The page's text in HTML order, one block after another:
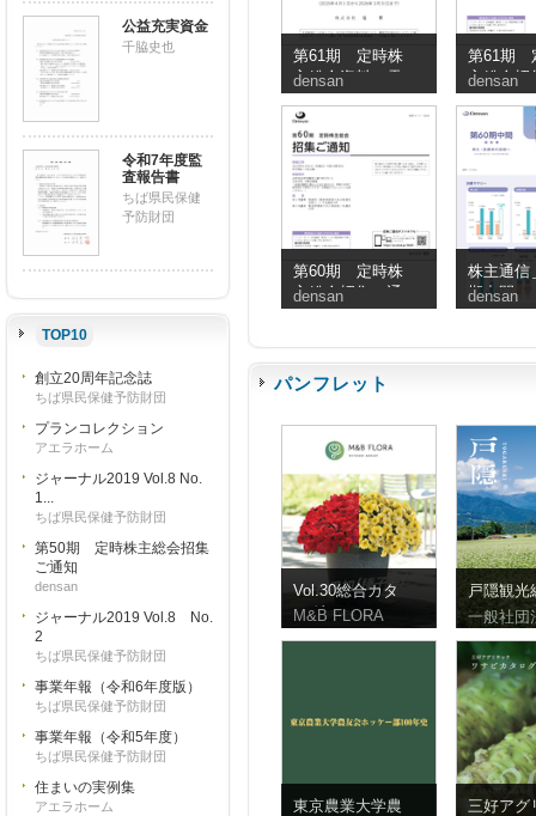
公益充実資金
千脇史也
令和7年度監
査報告書
ちば県民保健
予防財団
TOP10
創立20周年記念誌
ちば県民保健予防財団
プランコレクション
アエラホーム
ジャーナル2019 Vol.8 No.
1...
ちば県民保健予防財団
第50期 定時株主総会招集
ご通知
densan
ジャーナル2019 Vol.8 No.
2
ちば県民保健予防財団
事業年報（令和6年度版）
ちば県民保健予防財団
事業年報（令和5年度）
ちば県民保健予防財団
住まいの実例集
アエラホーム
第61期 定時株
主総会資料（電
子提供措置事項
のうち交付書面
省略事項）
densan
第61期
主総会招
知
densan
第60期 定時株
主総会招集ご通
知
densan
株主通信
期中間
densan
パンフレット
Vol.30総合カタ
ログ
M&B FLORA
戸隠観光
ンフレッ
体字）
一般社団
東京農業大学農
三好アグ